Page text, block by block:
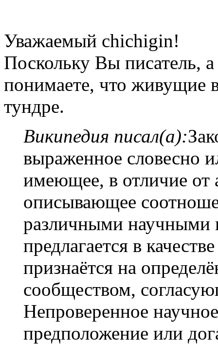
Уважаемый chichigin!
Поскольку Вы писатель,
понимаете, что живущие
тундре.
Википедия писал(а):
выраженное словесно
имеющее, в отличие от
описывающее
различными научными
предлагается в
признаётся на
сообществом,
Непроверенное
предположение или